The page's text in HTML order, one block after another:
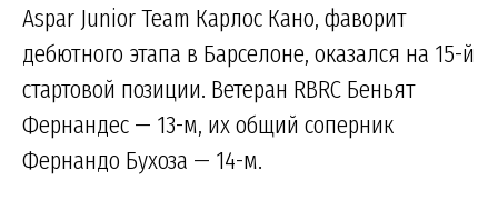
Aspar Junior Team Карлос Кано, фаворит
дебютного этапа в Барселоне, оказался на 15-й
стартовой позиции. Ветеран RBRC Беньят
Фернандес — 13-м, их общий соперник
Фернандо Бухоза — 14-м.